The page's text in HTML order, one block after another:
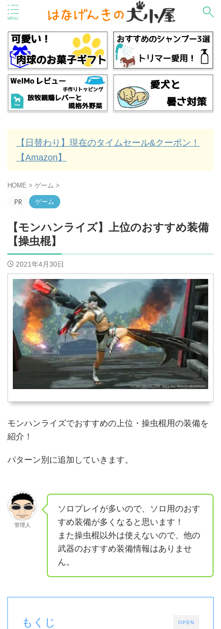
【日替わり】現在のタイムセール&クーポン！
【Amazon】
HOME > ゲーム >
ゲーム
【モンハンライズ】上位のおすすめ装備
【操虫棍】
2021年4月30日
モンハンライズでおすすめの上位・操虫棍用の装備を
紹介！
パターン別に追加していきます。
管理人
ソロプレイが多いので、ソロ用のおす
すめ装備が多くなると思います！
また操虫棍以外は使えないので、他の
武器のおすすめ装備情報はありませ
ん。
OPEN
もくじ